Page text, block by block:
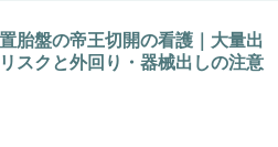
胎盤の帝王切開の看護｜大量出
スクと外回り・器械出しの注意